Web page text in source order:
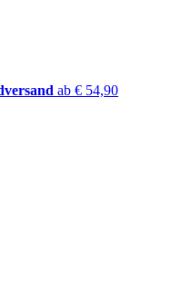
ab € 54,90